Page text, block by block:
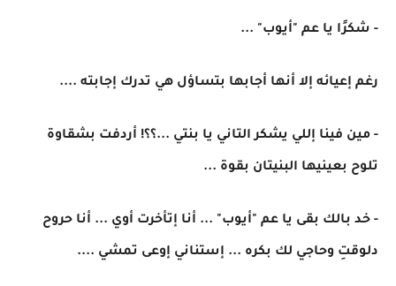
- شكرًا يا عم "أيوب" ...
رغم إعيائه إلا أنها أجابها بتساؤل هي تدرك إجابته ....
- مين فينا إللي يشكر التاني يا بنتي ...؟؟! أردفت بشقاوة
تلوح بعينيها البنيتان بقوة ...
- خد بالك بقى يا عم "أيوب" ... أنا إتأخرت أوي ... أنا حروح
دلوقتِ وحاجي لك بكره ... إستناني إوعى تمشي ....